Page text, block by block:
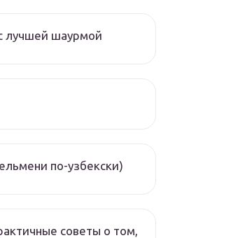
лучшей шаурмой
по-узбекски)
советы о том,